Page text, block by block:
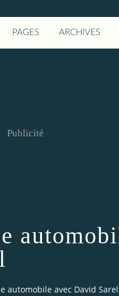
PAGES ARCHIVES
Publicité
automobile avec David Sarel